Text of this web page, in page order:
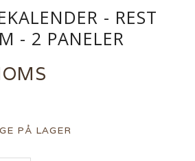
- REST
- 2 PANELER
PÅ LAGER